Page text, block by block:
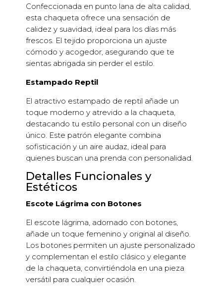
Confeccionada en punto lana de alta calidad,
esta chaqueta ofrece una sensación de
calidez y suavidad, ideal para los días más
frescos. El tejido proporciona un ajuste
cómodo y acogedor, asegurando que te
sientas abrigada sin perder el estilo.
Estampado Reptil
El atractivo estampado de reptil añade un
toque moderno y atrevido a la chaqueta,
destacando tu estilo personal con un diseño
único. Este patrón elegante combina
sofisticación y un aire audaz, ideal para
quienes buscan una prenda con personalidad.
Detalles Funcionales y
Estéticos
Escote Lágrima con Botones
El escote lágrima, adornado con botones,
añade un toque femenino y original al diseño.
Los botones permiten un ajuste personalizado
y complementan el estilo clásico y elegante
de la chaqueta, convirtiéndola en una pieza
versátil para cualquier ocasión.